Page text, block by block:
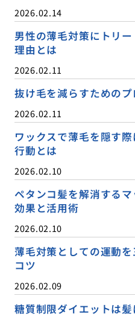
2026.02.14
男性の薄毛対策にトリ
理由とは
2026.02.11
抜け毛を減らすための
2026.02.11
ワックスで薄毛を隠す
行動とは
2026.02.10
ペタンコ髪を解消する
効果と活用術
2026.02.10
薄毛対策としての運動
コツ
2026.02.09
糖質制限ダイエットは